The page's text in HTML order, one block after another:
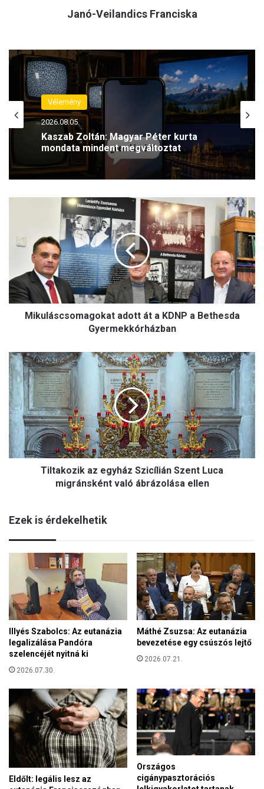
Janó-Veilandics Franciska
Vélemény
2026.08.05.
Kaszab Zoltán: Magyar Péter kurta
mondata mindent megváltoztat
s
c
s
g
o
k
a
t
a
d
o
t
D
N
P
t
h
s
d
G
y
r
m
ó
r
Mikuláscsomagokat adott át a KDNP a Bethesda
Gyermekkórházban
T
i
l
t
a
k
o
z
i
g
z
i
c
l
i
á
z
e
n
u
c
Tiltakozik az egyház Szicílián Szent Luca
migránsként való ábrázolása ellen
Ezek is érdekelhetik
Illyés Szabolcs: Az eutanázia
legalizálása Pandóra
szelencéjét nyitná ki
2026.07.30.
Máthé Zsuzsa: Az eutanázia
bevezetése egy csúszós lejtő
2026.07.21.
Eldőlt: legális lesz az
Országos
cigánypasztorációs